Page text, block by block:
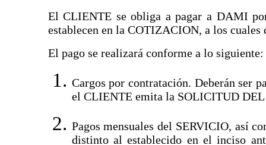
El CLIENTE se obliga a pagar a DAMI
establecen en la COTIZACION, a los
El pago se realizará conforme a lo siguiente:
Cargos por contratación. Deberán ser
el CLIENTE emita la SOLICITUD
Pagos mensuales del SERVICIO, así
distinto al establecido en el inciso